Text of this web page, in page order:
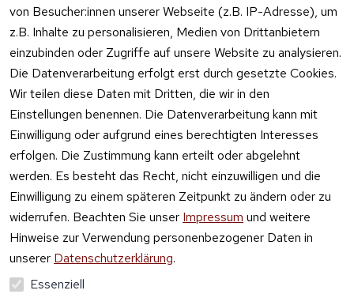
von Besucher:innen unserer Webseite (z.B. IP-Adresse), um
z.B. Inhalte zu personalisieren, Medien von Drittanbietern
einzubinden oder Zugriffe auf unsere Website zu analysieren.
Die Datenverarbeitung erfolgt erst durch gesetzte Cookies.
Wir teilen diese Daten mit Dritten, die wir in den
Einstellungen benennen. Die Datenverarbeitung kann mit
Einwilligung oder aufgrund eines berechtigten Interesses
erfolgen. Die Zustimmung kann erteilt oder abgelehnt
werden. Es besteht das Recht, nicht einzuwilligen und die
Einwilligung zu einem späteren Zeitpunkt zu ändern oder zu
widerrufen. Beachten Sie unser Impressum und weitere
Hinweise zur Verwendung personenbezogener Daten in
unserer Datenschutzerklärung.
Essenziell
Vertrag
widerrufen